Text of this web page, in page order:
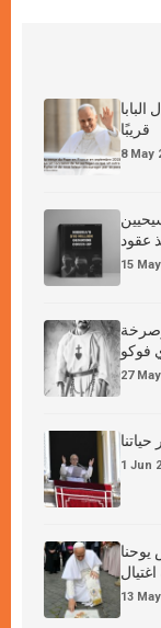
قريبًا
8 May
عقود
15
وصرخة
فوكو
27
1 Jun
يوحنا
13